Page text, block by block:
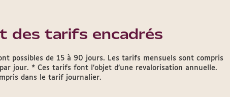
des tarifs encadrés
possibles de 15 à 90 jours. Les tarifs mensuels sont compris
jour. * Ces tarifs font l’objet d’une revalorisation annuelle.
dans le tarif journalier.